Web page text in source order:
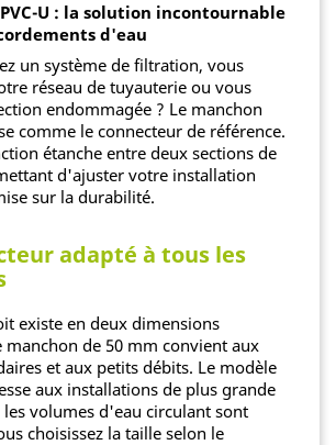
U : la solution incontournable
d'eau
un système de filtration, vous
réseau de tuyauterie ou vous
endommagée ? Le manchon
comme le connecteur de référence.
étanche entre deux sections de
d'ajuster votre installation
sur la durabilité.
adapté à tous les
existe en deux dimensions
manchon de 50 mm convient aux
et aux petits débits. Le modèle
aux installations de plus grande
volumes d'eau circulant sont
choisissez la taille selon le